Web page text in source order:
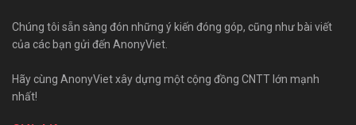
Chúng tôi sẵn sàng đón những ý kiến đóng góp, cũng như bài viết
của các bạn gửi đến AnonyViet.
Hãy cùng AnonyViet xây dựng một cộng đồng CNTT lớn mạnh
nhất!